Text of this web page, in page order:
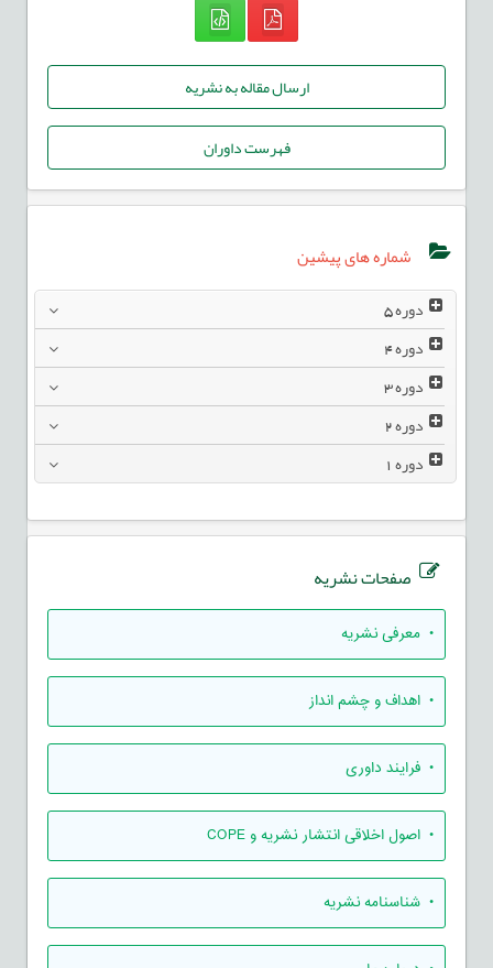
ارسال مقاله به نشریه
فهرست داوران
شماره های پیشین
دوره5
دوره4
دوره3
دوره2
دوره1
صفحات نشریه
• معرفی نشریه
• اهداف و چشم انداز
• فرایند داوری
• اصول اخلاقی انتشار نشریه و COPE
• شناسنامه نشریه